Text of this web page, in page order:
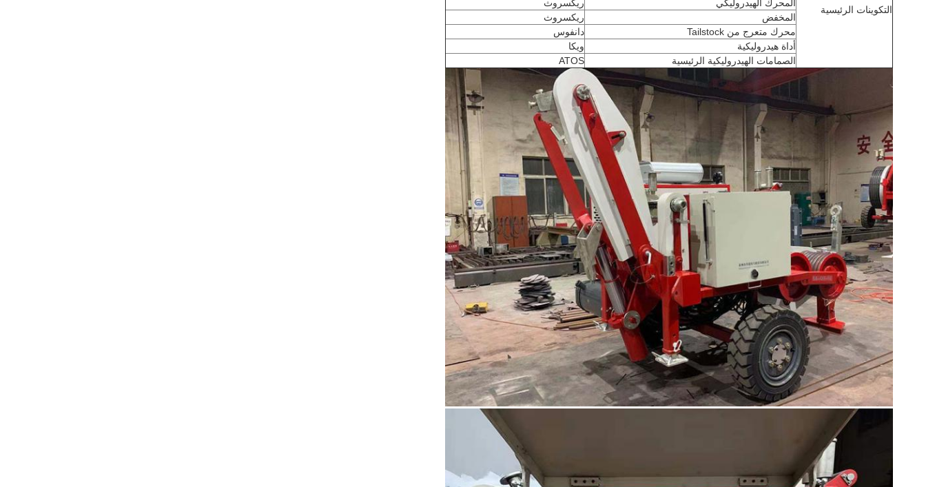
التكوينات الرئيسية
المحرك الهيدروليكي
ريكسروث
المخفض
ريكسروث
محرك متعرج من Tailstock
دانفوس
أداة هيدروليكية
ويكا
الصمامات الهيدروليكية الرئيسية
ATOS